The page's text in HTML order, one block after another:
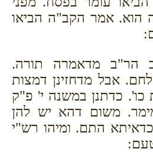
הוא. אמר הקב"ה הביאו
הר"ב מדאמרה תורה.
אבל מדחזינן דמצות
כו'. כדתנן במשנה י' פ"ק
משום דהא יש להן
התם. ומיהו רש"י